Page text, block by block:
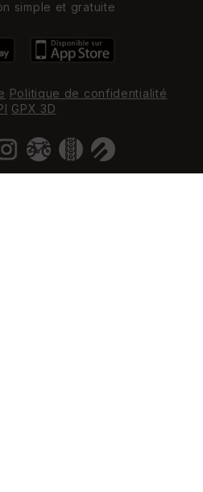
simple et gratuite
Politique de confidentialité
GPX 3D